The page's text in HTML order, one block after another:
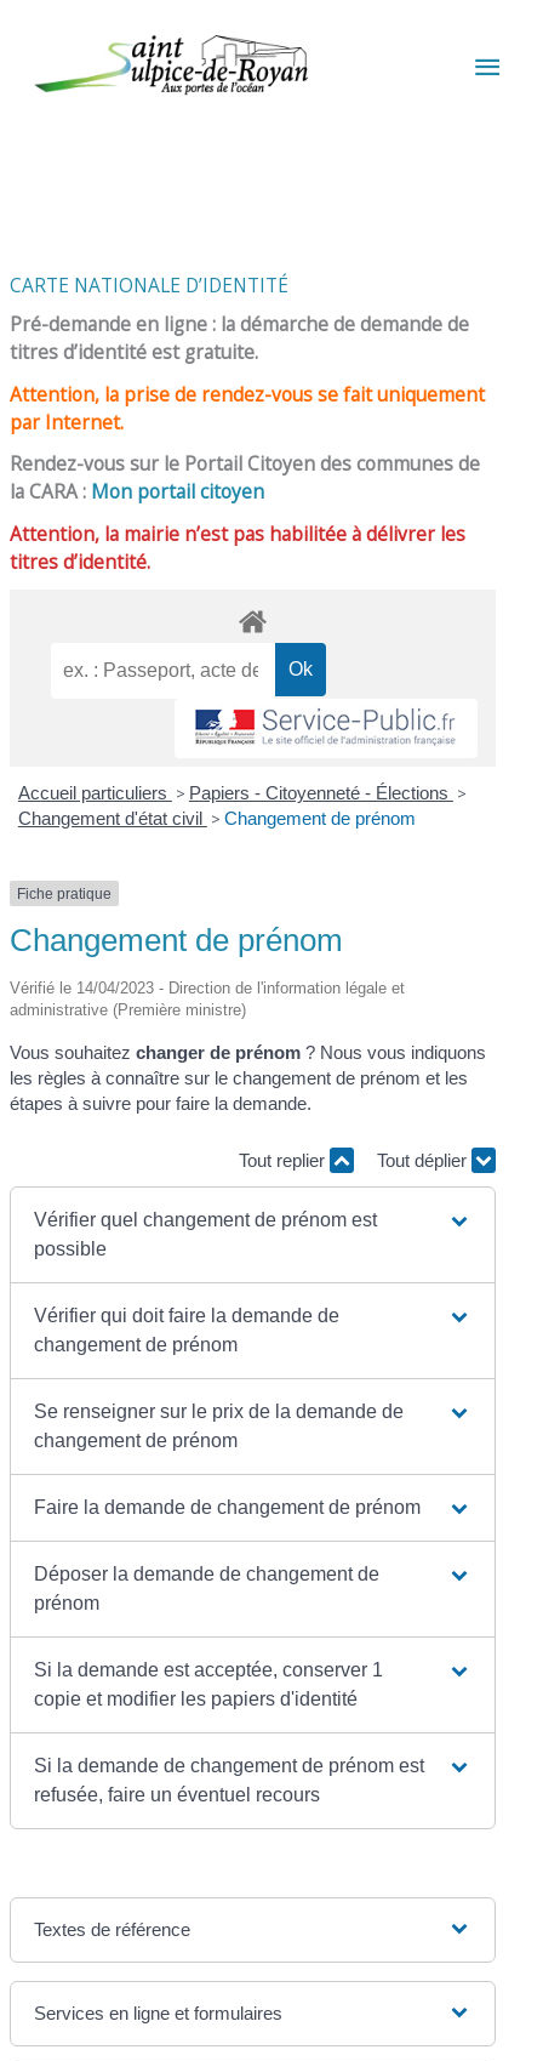
CARTE NATIONALE D’IDENTITÉ
Pré-demande en ligne : la démarche de demande de
titres d’identité est gratuite.
Attention, la prise de rendez-vous se fait uniquement
par Internet.
Rendez-vous sur le Portail Citoyen des communes de
la CARA : Mon portail citoyen
Attention, la mairie n’est pas habilitée à délivrer les
titres d’identité.
Accueil particuliers > Papiers - Citoyenneté - Élections >
Changement d'état civil > Changement de prénom
Fiche pratique
Changement de prénom
Vérifié le 14/04/2023 - Direction de l'information légale et
administrative (Première ministre)
Vous souhaitezchanger de prénom ? Nous vous indiquons
les règles à connaître sur le changement de prénom et les
étapes à suivre pour faire la demande.
Tout replier Tout déplier
Vérifier quel changement de prénom est
possible
Vérifier qui doit faire la demande de
changement de prénom
Se renseigner sur le prix de la demande de
changement de prénom
Faire la demande de changement de prénom
Déposer la demande de changement de
prénom
Si la demande est acceptée, conserver 1
copie et modifier les papiers d'identité
Si la demande de changement de prénom est
refusée, faire un éventuel recours
Textes de référence
Services en ligne et formulaires